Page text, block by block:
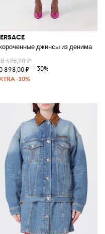
джинсы из денима
426,28 ₽
898,00 ₽
-30%